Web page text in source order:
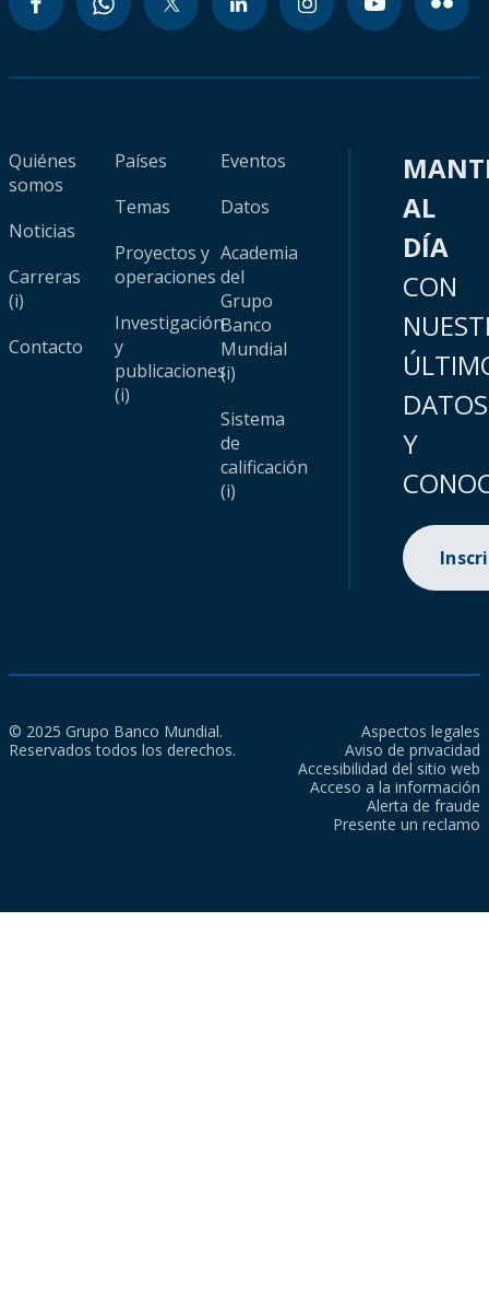
Quiénes
somos
Noticias
Carreras
(i)
Contacto
Países
Temas
Proyectos y
operaciones
Investigación
y
publicaciones
(i)
Eventos
Datos
Academia
del
Grupo
Banco
Mundial
(i)
Sistema
de
calificación
(i)
AL
DÍA
CON
DATOS
Y
© 2025 Grupo Banco Mundial.
Reservados todos los derechos.
Aspectos legales
Aviso de privacidad
Accesibilidad del sitio web
Acceso a la información
Alerta de fraude
Presente un reclamo